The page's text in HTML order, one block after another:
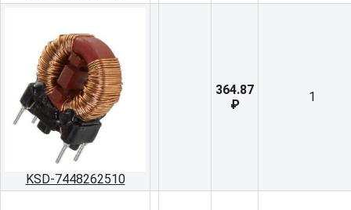
KSD-7448262510
364.87
₽
1